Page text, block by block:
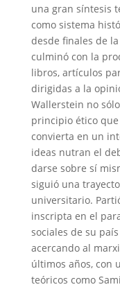
una gran síntesis
como sistema
desde finales de
culminó con la
libros, artículos
dirigidas a la
Wallerstein no
principio ético
convierta en un
ideas nutran el
darse sobre sí
siguió una
universitario.
inscripta en el
sociales de su
acercando al
últimos años, con
teóricos como